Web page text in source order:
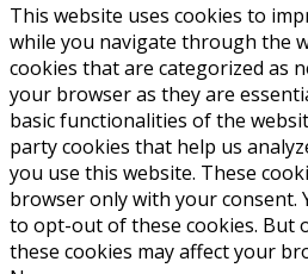
This website uses cookies to
while you navigate through the
cookies that are categorized as
your browser as they are
basic functionalities of the
party cookies that help us
you use this website. These
browser only with your consent.
to opt-out of these cookies. But
these cookies may affect your